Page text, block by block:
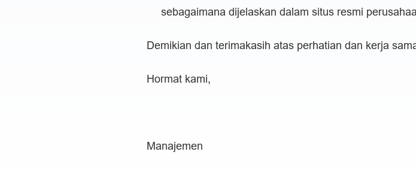
sebagaimana dijelaskan dalam situs resmi
Demikian dan terimakasih atas perhatian dan kerja
Hormat kami,
Manajemen